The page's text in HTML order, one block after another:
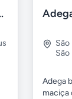
importada
São
São
Adega
maciça